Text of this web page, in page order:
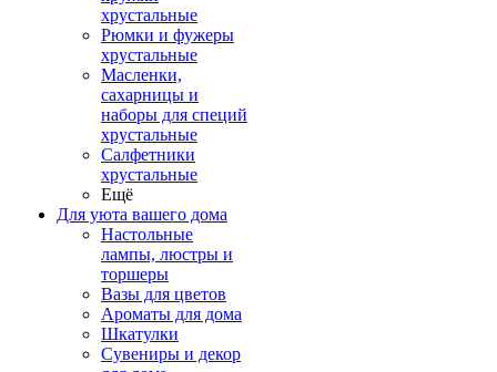
хрустальные
Рюмки и фужеры
хрустальные
Масленки,
сахарницы и
наборы для специй
хрустальные
Салфетники
хрустальные
Ещё
Для уюта вашего дома
Настольные
лампы, люстры и
торшеры
Вазы для цветов
Ароматы для дома
Шкатулки
Сувениры и декор